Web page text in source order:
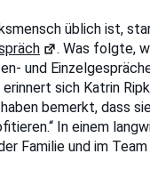
üblich ist,
. Was folgte,
und
sich Katrin
bemerkt, dass
In einem
Familie und im